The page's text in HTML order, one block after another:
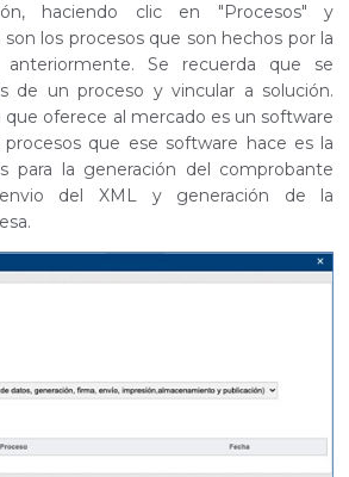
haciendo clic en "Procesos" y
los procesos que son hechos por la
anteriormente. Se recuerda que se
de un proceso y vincular a solución.
que oferece al mercado es un software
que ese software hace es la
para la generación del comprobante
del XML y generación de la